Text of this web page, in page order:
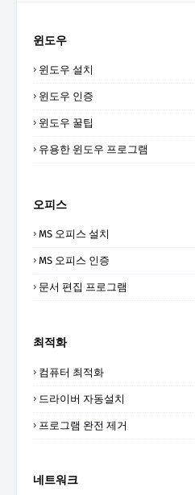
윈도우
윈도우 설치
윈도우 인증
윈도우 꿀팁
유용한 윈도우 프로그램
오피스
MS 오피스 설치
MS 오피스 인증
문서 편집 프로그램
최적화
컴퓨터 최적화
드라이버 자동설치
프로그램 완전 제거
네트워크